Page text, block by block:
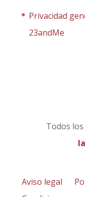
Privacidad
23andMe
Todos
Aviso legal